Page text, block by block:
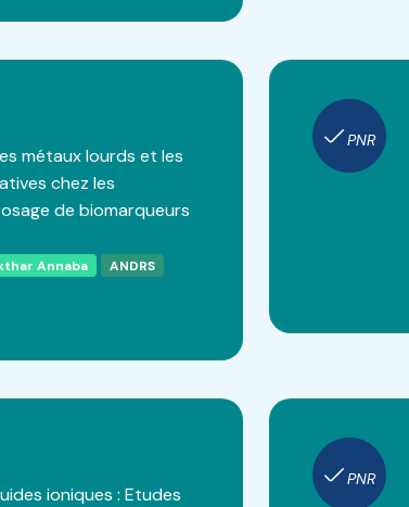
métaux lourds et les
chez les
de biomarqueurs
Annaba
ANDRS
PNR
ioniques : Etudes
PNR